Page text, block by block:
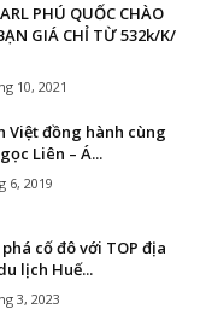
PHÚ QUỐC CHÀO
GIÁ CHỈ TỪ 532k/K/
10, 2021
Việt đồng hành cùng
Liên – Á...
6, 2019
cố đô với TOP địa
lịch Huế...
3, 2023